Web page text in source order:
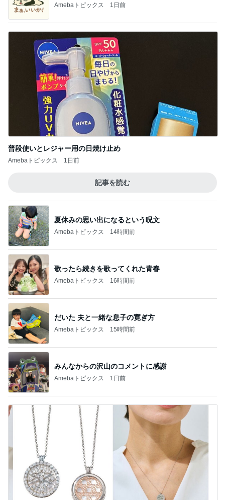
Amebaトピックス 1日前
普段使いとレジャー用の日焼け止め
Amebaトピックス 1日前
記事を読む
夏休みの思い出になるという呪文
Amebaトピックス 14時間前
歌ったら続きを歌ってくれた青春
Amebaトピックス 16時間前
だいた 夫と一緒な息子の寛ぎ方
Amebaトピックス 15時間前
みんなからの沢山のコメントに感謝
Amebaトピックス 1日前